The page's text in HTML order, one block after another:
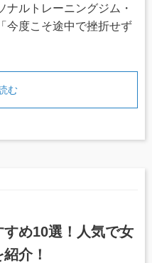
ルトレーニングジム・
今度こそ途中で挫折せず
む
すめ10選！人気で女
介！